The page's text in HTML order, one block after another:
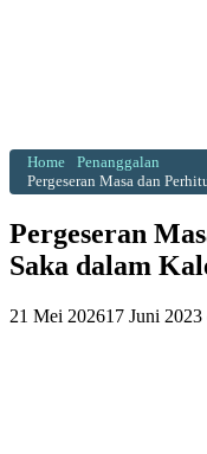
Home
Penanggalan
Pergeseran Masa dan
Pergeseran
Saka dalam
21 Mei 202617 Juni 2023